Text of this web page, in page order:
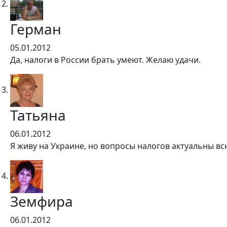
Герман
05.01.2012
Да, налоги в России брать умеют. Желаю удачи.
Татьяна
06.01.2012
Я живу на Украине, но вопросы налогов актуальны
Земфира
06.01.2012